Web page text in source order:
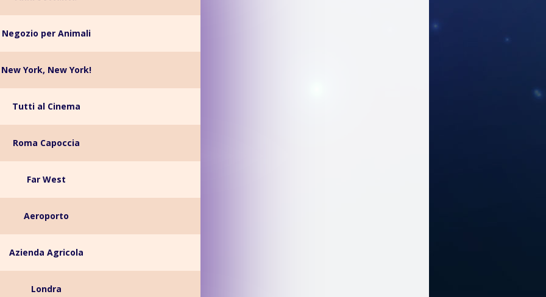
Negozio per Animali
New York, New York!
Tutti al Cinema
Roma Capoccia
Far West
Aeroporto
Azienda Agricola
Londra